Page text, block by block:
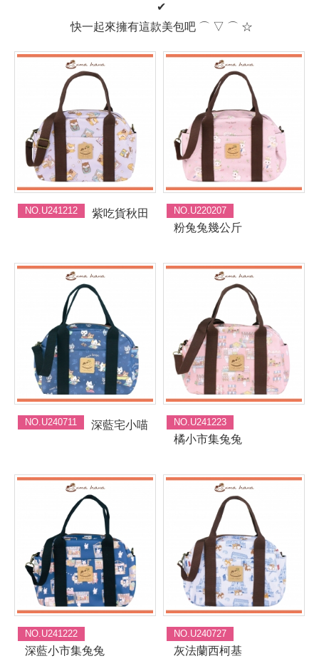
✔
快一起來擁有這款美包吧 ⌒ ▽ ⌒ ☆
NO.U241212 紫吃貨秋田 NO.U220207
粉兔兔幾公斤
NO.U240711 深藍宅小喵 NO.U241223
橘小市集兔兔
NO.U241222
深藍小市集兔兔
NO.U240727
灰法蘭西柯基